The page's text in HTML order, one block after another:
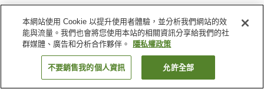
無線網路
全館禁菸
自動販賣機
滑雪設備乾燥室
日本 長野縣 白馬村 南家旅館
找客房
本網站使用 Cookie 以提升使用者體驗，並分析我們網站的效
能與流量。我們也會將您使用本站的相關資訊分享給我們的社
群媒體、廣告和分析合作夥伴。
隱私權政策
不要銷售我的個人資訊 允許全部